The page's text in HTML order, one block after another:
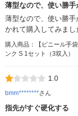
薄型なので、使い勝
薄型なので、使い勝
かれて購入してみまし
購入商品：【ビニール手
ンク S 1セット（3双入）
1.0
bmm********さん
指先がすぐ硬化する